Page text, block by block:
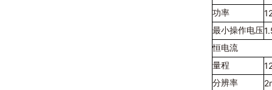
功率
最小操作电压
恒电流
量程
分辨率